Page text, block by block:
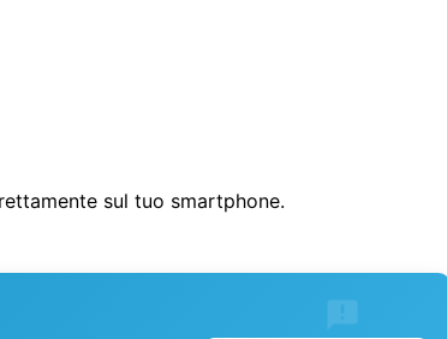
sul tuo smartphone.